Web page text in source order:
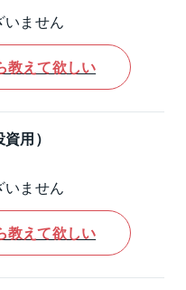
いません
教えて欲しい
用）
いません
教えて欲しい